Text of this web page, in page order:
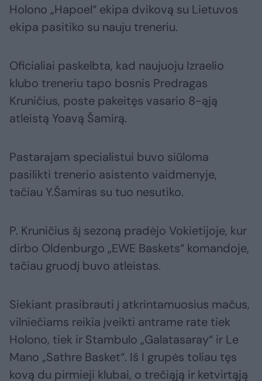
Holono „Hapoel“ ekipa dvikovą su Lietuvos
ekipa pasitiko su nauju treneriu.
Oficialiai paskelbta, kad naujuoju Izraelio
klubo treneriu tapo bosnis Predragas
Kruničius, poste pakeitęs vasario 8-ąją
atleistą Yoavą Šamirą.
Pastarajam specialistui buvo siūloma
pasilikti trenerio asistento vaidmenyje,
tačiau Y.Šamiras su tuo nesutiko.
P. Kruničius šį sezoną pradėjo Vokietijoje, kur
dirbo Oldenburgo „EWE Baskets“ komandoje,
tačiau gruodį buvo atleistas.
Siekiant prasibrauti į atkrintamuosius mačus,
vilniečiams reikia įveikti antrame rate tiek
Holono, tiek ir Stambulo „Galatasaray“ ir Le
Mano „Sathre Basket“. Iš I grupės toliau tęs
kovą du pirmieji klubai, o trečiąją ir ketvirtąją